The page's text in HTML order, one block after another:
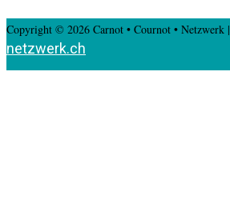
Copyright © 2026 Carnot • Cournot • Netzwerk |
netzwerk.ch